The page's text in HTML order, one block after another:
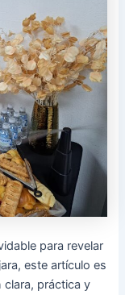
para revelar
este artículo es
práctica y